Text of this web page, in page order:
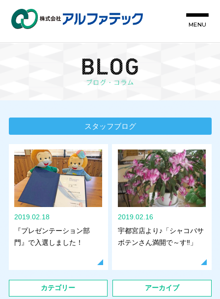
MENU
スタッフブログ
2019.02.18
『プレゼンテーション部
門』で入選しました！
2019.02.16
宇都宮店より♪「シャコバサ
ボテンさん満開で～す‼」
カテゴリー アーカイブ